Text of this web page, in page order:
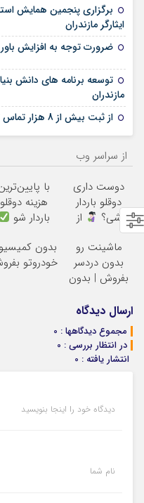
برگزاری پنجمین همایش
ایثارگر مازندران
ضرورت توجه به افزایش
توسعه برنامه های دانش
مازندران
از ثبت بیش از 8 هزار تماس تلفنی جامعه ایثارگری مازندران
از سراسر وب
دوست داری
دوقلو باردار
شی؟
از
«مام» نوبت
بگیر
با
هزینه دوقلو
باردار شو
ماشینت رو
بدون دردسر
بفروش | بدون
بدون
خودروتو
ارسال دیدگاه
مجموع دیدگاهها : 0
در انتظار بررسی : 0
انتشار یافته : 0
دیدگاه خود را اینجا بنویسید
نام شما